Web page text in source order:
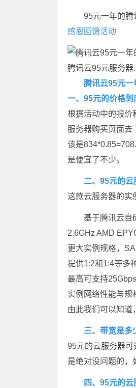
95元一年的腾
感恩回馈活动
腾讯云95元服务器
腾讯云95元
一、95元的价格到
根据活动中的报价
服务器购买页面去
该是
是便宜了不少。
二、95元的
这款云服务器的实
基于腾讯云自
2.6GHz AMD
更大实例规格，
提供1:2和1:4等多
最高可支持
实例网络性能与规
由此我们可以知道
三、带宽是多
95元的云服务器
是绝对没问题的，
四、95元的